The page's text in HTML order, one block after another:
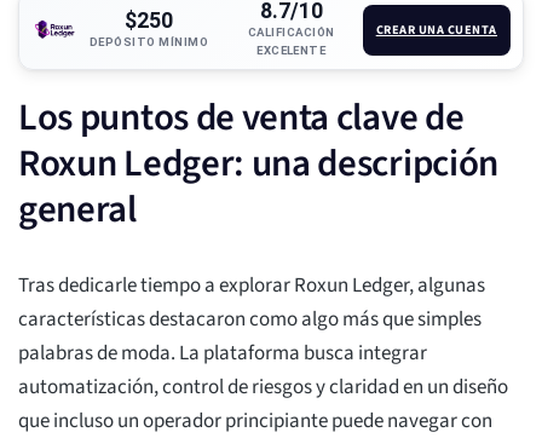
$250
DEPÓSITO MÍNIMO
8.7/10
CALIFICACIÓN
EXCELENTE
CREAR UNA CUENTA
Los puntos de venta clave de
Roxun Ledger: una descripción
general
Tras dedicarle tiempo a explorar Roxun Ledger, algunas
características destacaron como algo más que simples
palabras de moda. La plataforma busca integrar
automatización, control de riesgos y claridad en un diseño
que incluso un operador principiante puede navegar con